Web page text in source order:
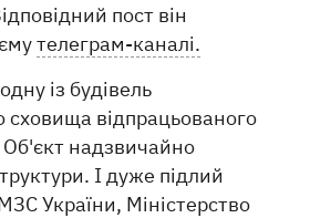
пост він
телеграм-каналі.
із будівель
сховища відпрацьованого
надзвичайно
І дуже підлий
України, Міністерство